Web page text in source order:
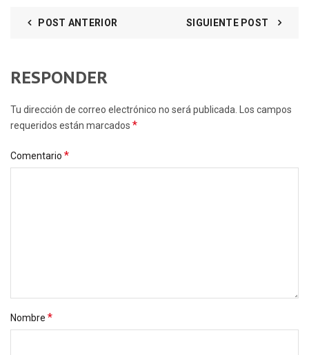
POST ANTERIOR SIGUIENTE POST
RESPONDER
Tu dirección de correo electrónico no será publicada. Los campos
requeridos están marcados *
Comentario *
Nombre *